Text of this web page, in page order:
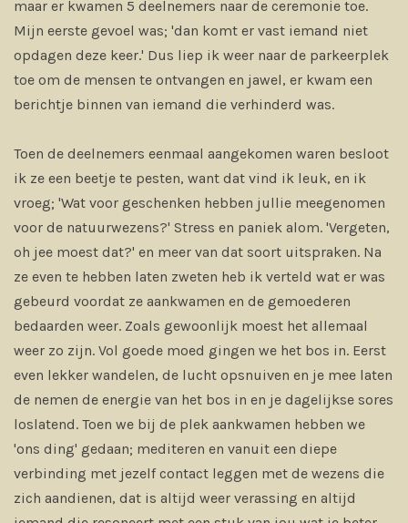
maar er kwamen 5 deelnemers naar de ceremonie toe.
Mijn eerste gevoel was; 'dan komt er vast iemand niet
opdagen deze keer.' Dus liep ik weer naar de parkeerplek
toe om de mensen te ontvangen en jawel, er kwam een
berichtje binnen van iemand die verhinderd was.
Toen de deelnemers eenmaal aangekomen waren besloot
ik ze een beetje te pesten, want dat vind ik leuk, en ik
vroeg; 'Wat voor geschenken hebben jullie meegenomen
voor de natuurwezens?' Stress en paniek alom. 'Vergeten,
oh jee moest dat?' en meer van dat soort uitspraken. Na
ze even te hebben laten zweten heb ik verteld wat er was
gebeurd voordat ze aankwamen en de gemoederen
bedaarden weer. Zoals gewoonlijk moest het allemaal
weer zo zijn. Vol goede moed gingen we het bos in. Eerst
even lekker wandelen, de lucht opsnuiven en je mee laten
de nemen de energie van het bos in en je dagelijkse sores
loslatend. Toen we bij de plek aankwamen hebben we
'ons ding' gedaan; mediteren en vanuit een diepe
verbinding met jezelf contact leggen met de wezens die
zich aandienen, dat is altijd weer verassing en altijd